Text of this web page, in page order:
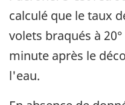
calculé que le taux
volets braqués à
minute après le
l'eau.